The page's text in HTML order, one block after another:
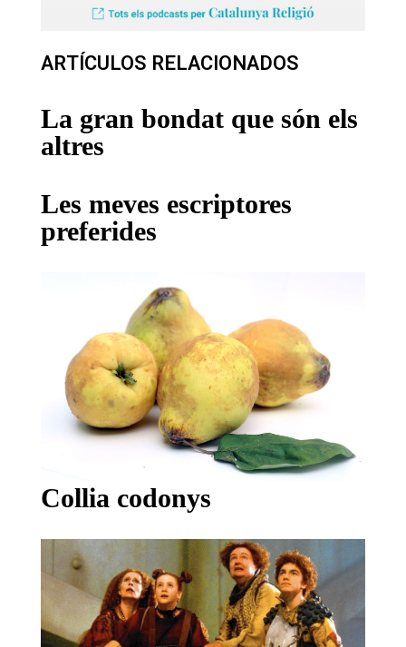
ARTÍCULOS RELACIONADOS
La gran bondat que són els
altres
Les meves escriptores
preferides
Collia codonys